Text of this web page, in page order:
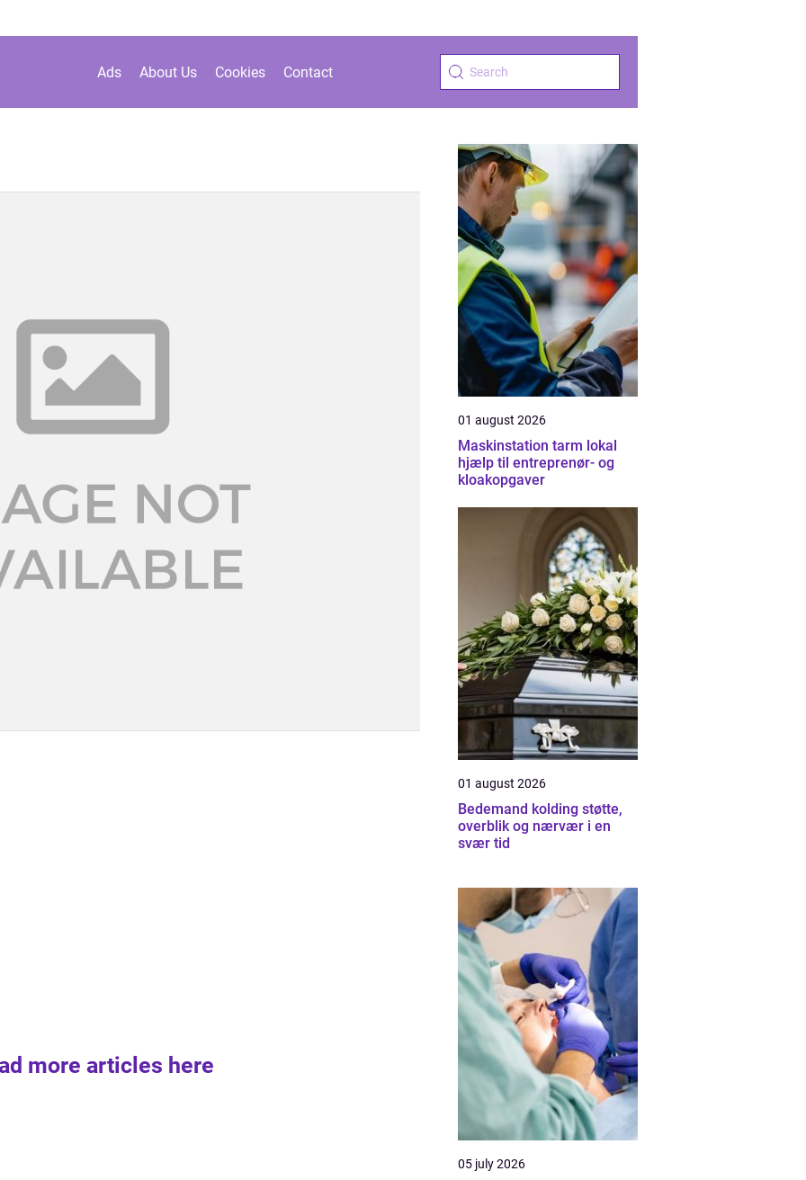
Ads About Us Cookies Contact
more articles here
01 august 2026
Maskinstation tarm lokal
hjælp til entreprenør- og
kloakopgaver
01 august 2026
Bedemand kolding støtte,
overblik og nærvær i en
svær tid
05 july 2026